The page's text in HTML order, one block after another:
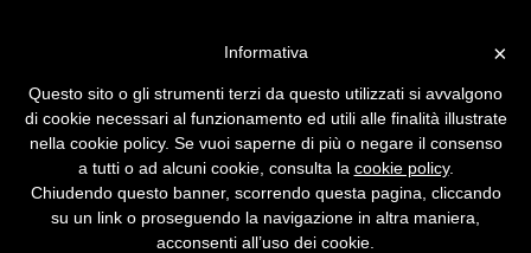
10 si può ancora, ecco come
Passare da Windows 7 senza dover
acquistare una nuova licenza a Windows 10
è ancora possibile.
×
Informativa
Questo sito o gli strumenti terzi da questo utilizzati si avvalgono
di cookie necessari al funzionamento ed utili alle finalità illustrate
nella cookie policy. Se vuoi saperne di più o negare il consenso
a tutti o ad alcuni cookie, consulta la cookie policy.
Chiudendo questo banner, scorrendo questa pagina, cliccando
su un link o proseguendo la navigazione in altra maniera,
acconsenti all’uso dei cookie.